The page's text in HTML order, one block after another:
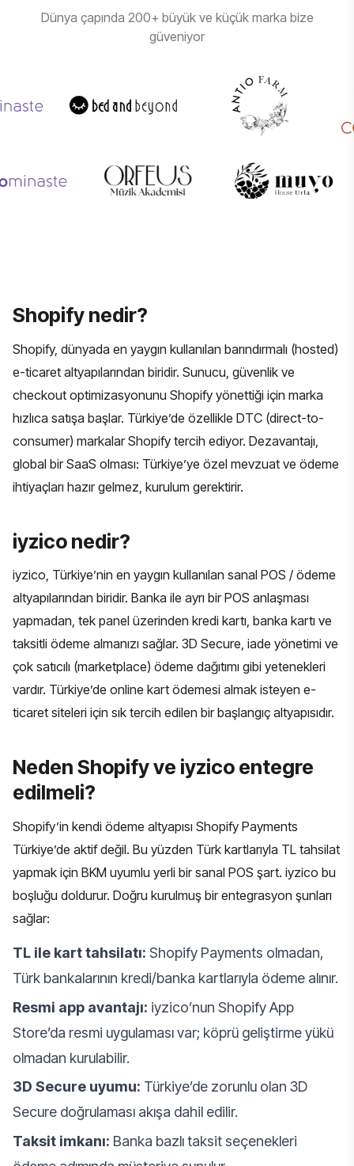
Dünya çapında 200+ büyük ve küçük marka bize
güveniyor
Shopify nedir?
Shopify, dünyada en yaygın kullanılan barındırmalı (hosted)
e-ticaret altyapılarından biridir. Sunucu, güvenlik ve
checkout optimizasyonunu Shopify yönettiği için marka
hızlıca satışa başlar. Türkiye’de özellikle DTC (direct-to-
consumer) markalar Shopify tercih ediyor. Dezavantajı,
global bir SaaS olması: Türkiye’ye özel mevzuat ve ödeme
ihtiyaçları hazır gelmez, kurulum gerektirir.
iyzico nedir?
iyzico, Türkiye’nin en yaygın kullanılan sanal POS / ödeme
altyapılarından biridir. Banka ile ayrı bir POS anlaşması
yapmadan, tek panel üzerinden kredi kartı, banka kartı ve
taksitli ödeme almanızı sağlar. 3D Secure, iade yönetimi ve
çok satıcılı (marketplace) ödeme dağıtımı gibi yetenekleri
vardır. Türkiye’de online kart ödemesi almak isteyen e-
ticaret siteleri için sık tercih edilen bir başlangıç altyapısıdır.
Neden Shopify ve iyzico entegre
edilmeli?
Shopify’in kendi ödeme altyapısı Shopify Payments
Türkiye’de aktif değil. Bu yüzden Türk kartlarıyla TL tahsilat
yapmak için BKM uyumlu yerli bir sanal POS şart. iyzico bu
boşluğu doldurur. Doğru kurulmuş bir entegrasyon şunları
sağlar:
TL ile kart tahsilatı: Shopify Payments olmadan,
Türk bankalarının kredi/banka kartlarıyla ödeme alınır.
Resmi app avantajı: iyzico’nun Shopify App
Store’da resmi uygulaması var; köprü geliştirme yükü
olmadan kurulabilir.
3D Secure uyumu: Türkiye’de zorunlu olan 3D
Secure doğrulaması akışa dahil edilir.
Taksit imkanı: Banka bazlı taksit seçenekleri